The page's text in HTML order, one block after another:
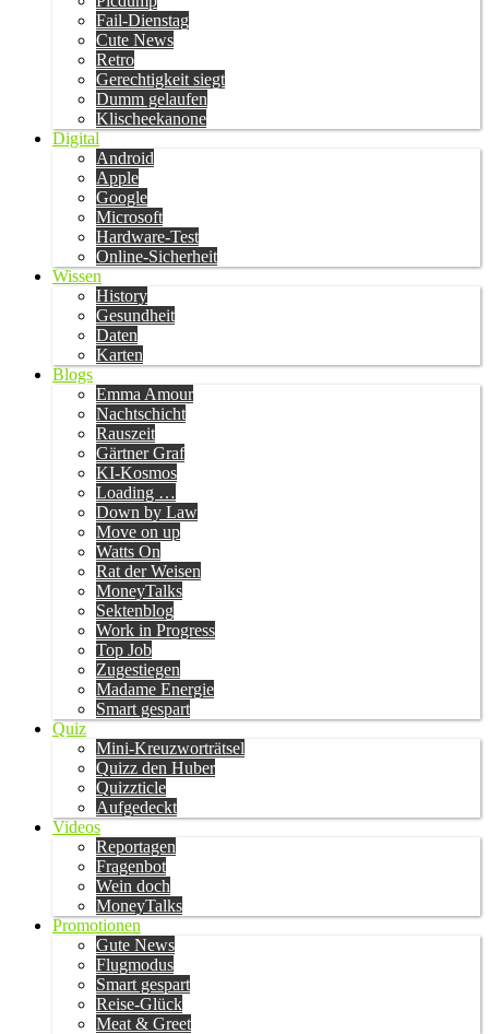
Fail-Dienstag
Cute News
Retro
Gerechtigkeit siegt
Dumm gelaufen
Klischeekanone
Digital
Android
Apple
Google
Microsoft
Hardware-Test
Online-Sicherheit
Wissen
History
Gesundheit
Daten
Karten
Blogs
Emma Amour
Nachtschicht
Rauszeit
Gärtner Graf
KI-Kosmos
Loading …
Down by Law
Move on up
Watts On
Rat der Weisen
MoneyTalks
Sektenblog
Work in Progress
Top Job
Zugestiegen
Madame Energie
Smart gespart
Quiz
Mini-Kreuzworträtsel
Quizz den Huber
Quizzticle
Aufgedeckt
Videos
Reportagen
Fragenbot
Wein doch
MoneyTalks
Promotionen
Gute News
Flugmodus
Smart gespart
Reise-Glück
Meat & Greet